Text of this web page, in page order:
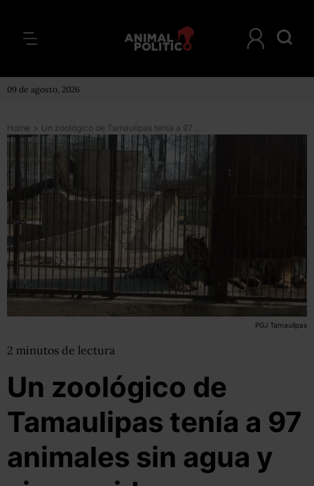
09 de agosto, 2026
Home > Un zoológico de Tamaulipas tenía a 97 animales sin agua y sin comida
PGJ Tamaulipas
2 minutos de lectura
Un zoológico de
Tamaulipas tenía a 97
animales sin agua y